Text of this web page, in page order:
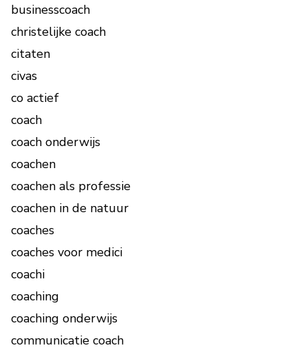
businesscoach
christelijke coach
citaten
civas
co actief
coach
coach onderwijs
coachen
coachen als professie
coachen in de natuur
coaches
coaches voor medici
coachi
coaching
coaching onderwijs
communicatie coach